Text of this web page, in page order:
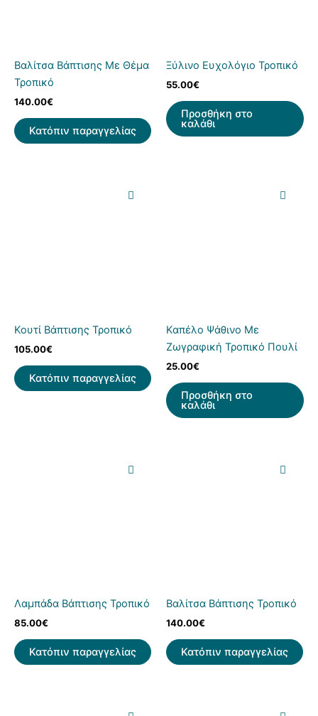
Βαλίτσα Βάπτισης Με Θέμα
Τροπικό
140.00€
Κατόπιν παραγγελίας
Ξύλινο Ευχολόγιο Τροπικό
55.00€
Προσθήκη στο
καλάθι
Κουτί Βάπτισης Τροπικό
105.00€
Κατόπιν παραγγελίας
Καπέλο Ψάθινο Με
Ζωγραφική Τροπικό Πουλί
25.00€
Προσθήκη στο
καλάθι
Λαμπάδα Βάπτισης Τροπικό
85.00€
Κατόπιν παραγγελίας
Βαλίτσα Βάπτισης Τροπικό
140.00€
Κατόπιν παραγγελίας